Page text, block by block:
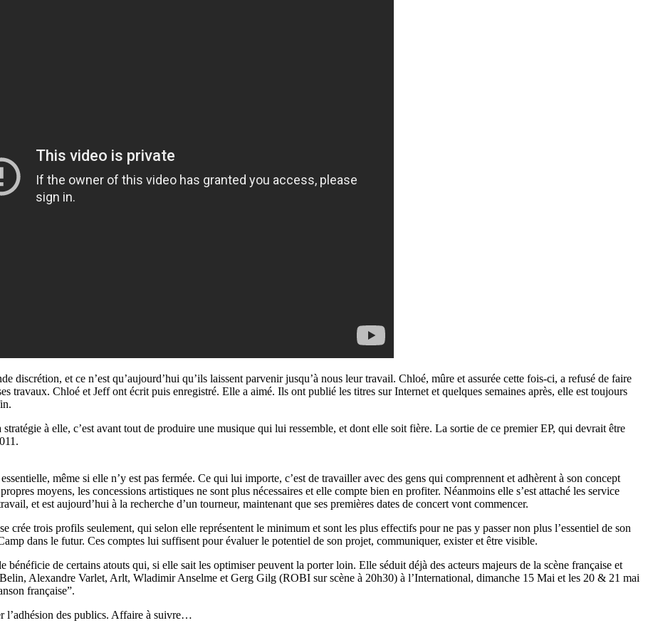
discrétion, et ce n’est qu’aujourd’hui qu’ils laissent parvenir jusqu’à nous leur travail. Chloé, mûre et assurée cette fois-ci, a refusé de faire
travaux. Chloé et Jeff ont écrit puis enregistré. Elle a aimé. Ils ont publié les titres sur Internet et quelques semaines après, elle est toujours
à elle, c’est avant tout de produire une musique qui lui ressemble, et dont elle soit fière. La sortie de ce premier EP, qui devrait être
même si elle n’y est pas fermée. Ce qui lui importe, c’est de travailler avec des gens qui comprennent et adhèrent à son concept
moyens, les concessions artistiques ne sont plus nécessaires et elle compte bien en profiter. Néanmoins elle s’est attaché les service
et est aujourd’hui à la recherche d’un tourneur, maintenant que ses premières dates de concert vont commencer.
crée trois profils seulement, qui selon elle représentent le minimum et sont les plus effectifs pour ne pas y passer non plus l’essentiel de son
dans le futur. Ces comptes lui suffisent pour évaluer le potentiel de son projet, communiquer, exister et être visible.
de certains atouts qui, si elle sait les optimiser peuvent la porter loin. Elle séduit déjà des acteurs majeurs de la scène française et
Alexandre Varlet, Arlt, Wladimir Anselme et Gerg Gilg (ROBI sur scène à 20h30) à l’International, dimanche 15 Mai et les 20 & 21 mai
française”.
l’adhésion des publics. Affaire à suivre…